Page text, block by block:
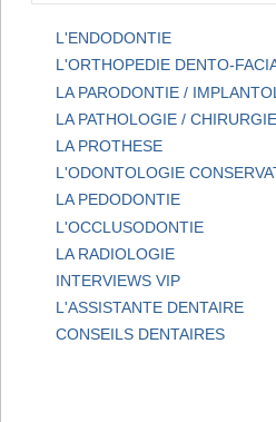
L'ENDODONTIE
L'ORTHOPEDIE DENTO-
LA PARODONTIE /
LA PATHOLOGIE /
LA PROTHESE
L'ODONTOLOGIE
LA PEDODONTIE
L'OCCLUSODONTIE
LA RADIOLOGIE
INTERVIEWS VIP
L'ASSISTANTE DENTAIRE
CONSEILS DENTAIRES